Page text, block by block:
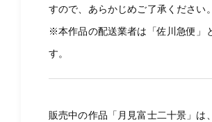
すので、あらかじめご了承ください。
※本作品の配送業者は「佐川急便」
す。
販売中の作品「月見富士二十景」は